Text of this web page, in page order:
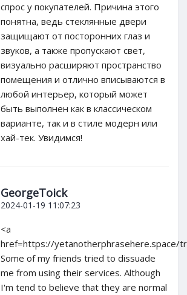
спрос у покупателей. Причина этого
понятна, ведь стеклянные двери
защищают от посторонних глаз и
звуков, а также пропускают свет,
визуально расширяют пространство
помещения и отлично вписываются в
любой интерьер, который может
быть выполнен как в классическом
варианте, так и в стиле модерн или
хай-тек. Увидимся!
GeorgeToick
2024-01-19 11:07:23
<a
href=https://yetanotherphrasehere.space/
Some of my friends tried to dissuade
me from using their services. Although
I'm tend to believe that they are normal